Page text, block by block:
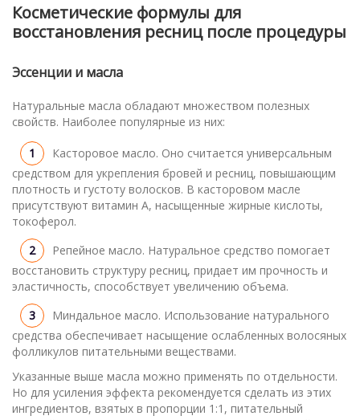
Косметические формулы для
восстановления ресниц после процедуры
Эссенции и масла
Натуральные масла обладают множеством полезных
свойств. Наиболее популярные из них:
Касторовое масло. Оно считается универсальным
средством для укрепления бровей и ресниц, повышающим
плотность и густоту волосков. В касторовом масле
присутствуют витамин А, насыщенные жирные кислоты,
токоферол.
Репейное масло. Натуральное средство помогает
восстановить структуру ресниц, придает им прочность и
эластичность, способствует увеличению объема.
Миндальное масло. Использование натурального
средства обеспечивает насыщение ослабленных волосяных
фолликулов питательными веществами.
Указанные выше масла можно применять по отдельности.
Но для усиления эффекта рекомендуется сделать из этих
ингредиентов, взятых в пропорции 1:1, питательный